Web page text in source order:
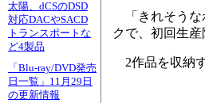
太陽、dCSのDSD
対応DACやSACD
トランスポートな
ど4製品
「Blu-ray/DVD発売
日一覧」11月29日
の更新情報
「きれそうな
クで、初回生産
2作品を収納